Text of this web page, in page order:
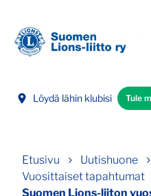
Löydä lähin klubisi Tule
Etusivu
Uutishuone
Vuosittaiset tapahtumat
Suomen Lions-liiton